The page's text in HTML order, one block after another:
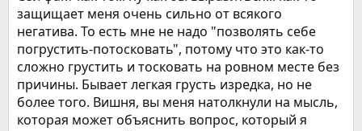
защищает меня очень сильно от всякого
негатива. То есть мне не надо "позволять себе
погрустить-потосковать", потому что это как-то
сложно грустить и тосковать на ровном месте без
причины. Бывает легкая грусть изредка, но не
более того. Вишня, вы меня натолкнули на мысль,
которая может объяснить вопрос, который я